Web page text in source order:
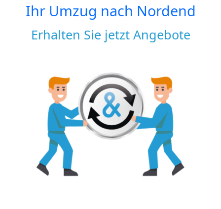
Ihr Umzug nach Nordend
Erhalten Sie jetzt Angebote